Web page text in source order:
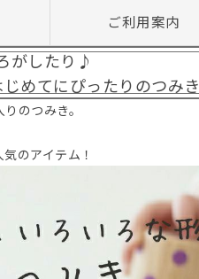
ご利用案内
がしたり♪
めてにぴったりのつみき
のつみき。
のアイテム！